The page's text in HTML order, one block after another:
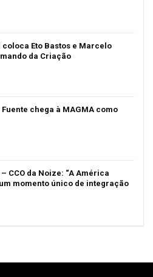
Eto Bastos e Marcelo
da Criação
chega à MAGMA como
CCO da Noize: “A América
momento único de integração